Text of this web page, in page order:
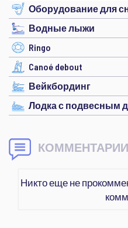
Оборудование для
Водные лыжи
Ringo
Canoé debout
Вейкбординг
Лодка с подвесным
Никто еще не